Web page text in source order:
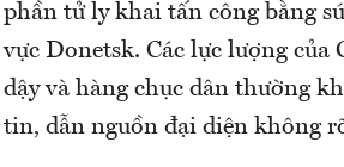
phần tử ly khai tấn công bằng
vực Donetsk. Các lực lượng
dậy và hàng chục dân thường
tin, dẫn nguồn đại diện không